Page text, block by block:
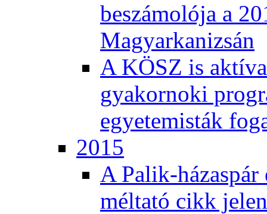
beszámolója a
Magyarkanizsán
A KÖSZ is
gyakornoki
egyetemisták
2015
A Palik-
méltató cikk